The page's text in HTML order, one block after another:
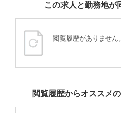
この求人と勤務地が
閲覧履歴がありません
閲覧履歴からオススメ